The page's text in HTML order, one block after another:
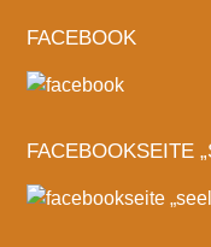
FACEBOOK
FACEBOOKSEITE